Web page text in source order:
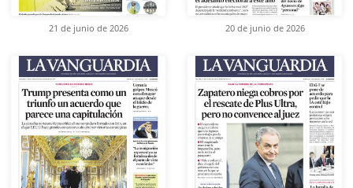
21 de junio de 2026 20 de junio de 2026